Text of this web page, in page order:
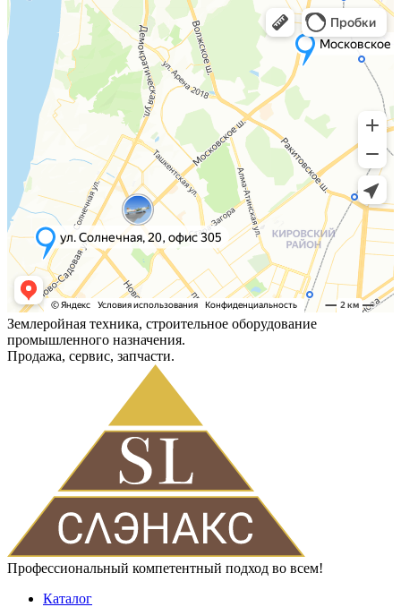
Землеройная техника, строительное оборудование
промышленного назначения.
Продажа, сервис, запчасти.
Профессиональный компетентный подход во всем!
Каталог